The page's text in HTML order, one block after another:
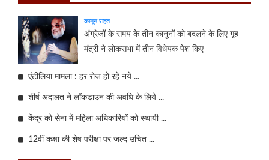
कानून राहत
अंग्रेजों के समय के तीन कानूनों को बदलने के लिए गृह
मंत्री ने लोकसभा में तीन विधेयक पेश किए
एंटीलिया मामला : हर रोज हो रहे नये ...
शीर्ष अदालत ने लॉकडाउन की अवधि के लिये ...
केंद्र को सेना में महिला अधिकारियों को स्थायी ...
12वीं कक्षा की शेष परीक्षा पर जल्द उचित ...